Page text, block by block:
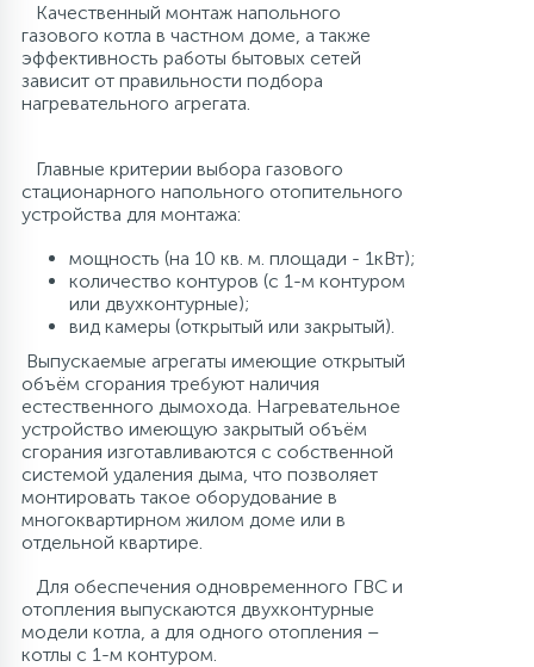
Качественный монтаж напольного
газового котла в частном доме, а также
эффективность работы бытовых сетей
зависит от правильности подбора
нагревательного агрегата.
Главные критерии выбора газового
стационарного напольного отопительного
устройства для монтажа:
мощность (на 10 кв. м. площади - 1кВт);
количество контуров (с 1-м контуром
или двухконтурные);
вид камеры (открытый или закрытый).
Выпускаемые агрегаты имеющие открытый
объём сгорания требуют наличия
естественного дымохода. Нагревательное
устройство имеющую закрытый объём
сгорания изготавливаются с собственной
системой удаления дыма, что позволяет
монтировать такое оборудование в
многоквартирном жилом доме или в
отдельной квартире.
Для обеспечения одновременного ГВС и
отопления выпускаются двухконтурные
модели котла, а для одного отопления –
котлы с 1-м контуром.